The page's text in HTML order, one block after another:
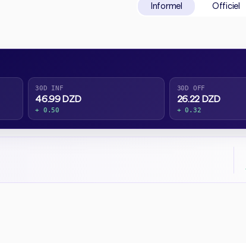
Informel Officiel
30D INF
46.99 DZD
+ 0.50
30D OFF
26.22 DZD
+ 0.32